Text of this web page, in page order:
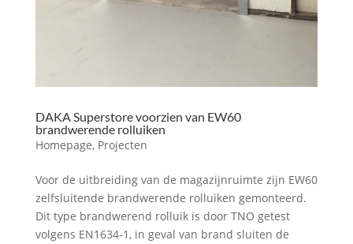
DAKA Superstore voorzien van EW60
brandwerende rolluiken
Homepage, Projecten
Voor de uitbreiding van de magazijnruimte zijn EW60
zelfsluitende brandwerende rolluiken gemonteerd.
Dit type brandwerend rolluik is door TNO getest
volgens EN1634-1, in geval van brand sluiten de